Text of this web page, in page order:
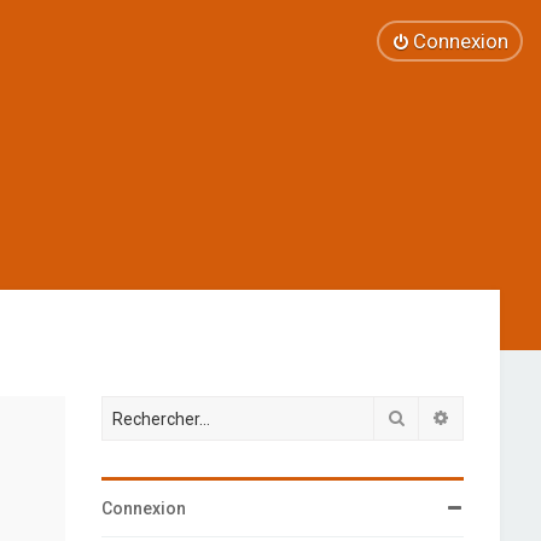
Connexion
Rechercher
Connexion